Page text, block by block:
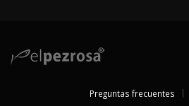
Preguntas frecuentes